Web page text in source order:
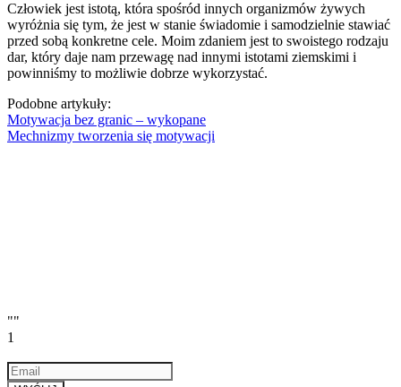
Człowiek jest istotą, która spośród innych organizmów żywych
wyróżnia się tym, że jest w stanie świadomie i samodzielnie stawiać
przed sobą konkretne cele. Moim zdaniem jest to swoistego rodzaju
dar, który daje nam przewagę nad innymi istotami ziemskimi i
powinniśmy to możliwie dobrze wykorzystać.
Podobne artykuły:
Motywacja bez granic – wykopane
Mechnizmy tworzenia się motywacji
""
1